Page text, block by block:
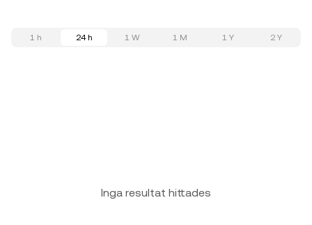
1 h 24 h 1 W 1 M 1 Y 2 Y
Inga resultat hittades